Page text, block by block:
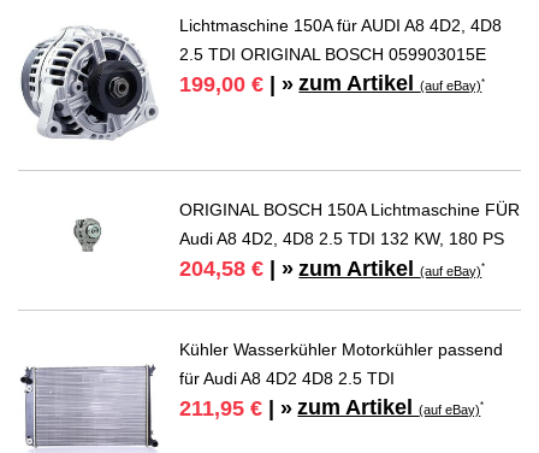
Lichtmaschine 150A für AUDI A8 4D2, 4D8
2.5 TDI ORIGINAL BOSCH 059903015E
199,00 € | » zum Artikel(auf eBay)*
ORIGINAL BOSCH 150A Lichtmaschine FÜR
Audi A8 4D2, 4D8 2.5 TDI 132 KW, 180 PS
204,58 € | » zum Artikel(auf eBay)*
Kühler Wasserkühler Motorkühler passend
für Audi A8 4D2 4D8 2.5 TDI
211,95 € | » zum Artikel(auf eBay)*